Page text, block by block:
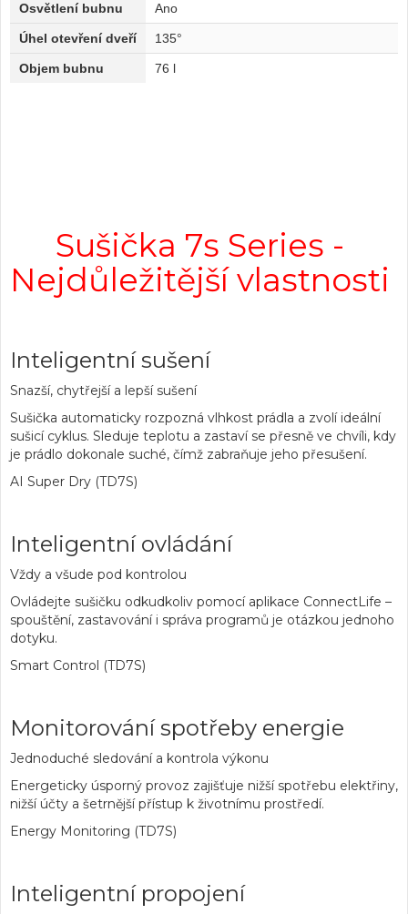
Osvětlení bubnu Ano
Úhel otevření dveří 135°
Objem bubnu 76 l
Sušička 7s Series -
Nejdůležitější vlastnosti
Inteligentní sušení
Snazší, chytřejší a lepší sušení
Sušička automaticky rozpozná vlhkost prádla a zvolí ideální
sušicí cyklus. Sleduje teplotu a zastaví se přesně ve chvíli, kdy
je prádlo dokonale suché, čímž zabraňuje jeho přesušení.
AI Super Dry (TD7S)
Inteligentní ovládání
Vždy a všude pod kontrolou
Ovládejte sušičku odkudkoliv pomocí aplikace ConnectLife –
spouštění, zastavování i správa programů je otázkou jednoho
dotyku.
Smart Control (TD7S)
Monitorování spotřeby energie
Jednoduché sledování a kontrola výkonu
Energeticky úsporný provoz zajišťuje nižší spotřebu elektřiny,
nižší účty a šetrnější přístup k životnímu prostředí.
Energy Monitoring (TD7S)
Inteligentní propojení